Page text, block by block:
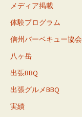
メディア掲載
体験プログラム
信州バーベキュー協会
八ヶ岳
出張BBQ
出張グルメBBQ
実績